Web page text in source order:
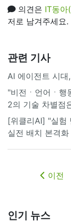
의견은 IT동아
저로 남겨주세요.
관련 기사
AI 에이전트 시대
"비전ㆍ언어ㆍ행
2의 기술 차별점
[위클리AI] "실험
실전 배치 본격화
이전
인기 뉴스